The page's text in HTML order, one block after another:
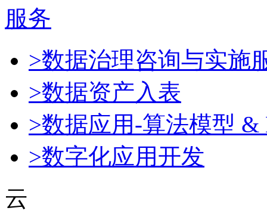
服务
>数据治理咨询与实施
>数据资产入表
>数据应用-算法模型 &
>数字化应用开发
云